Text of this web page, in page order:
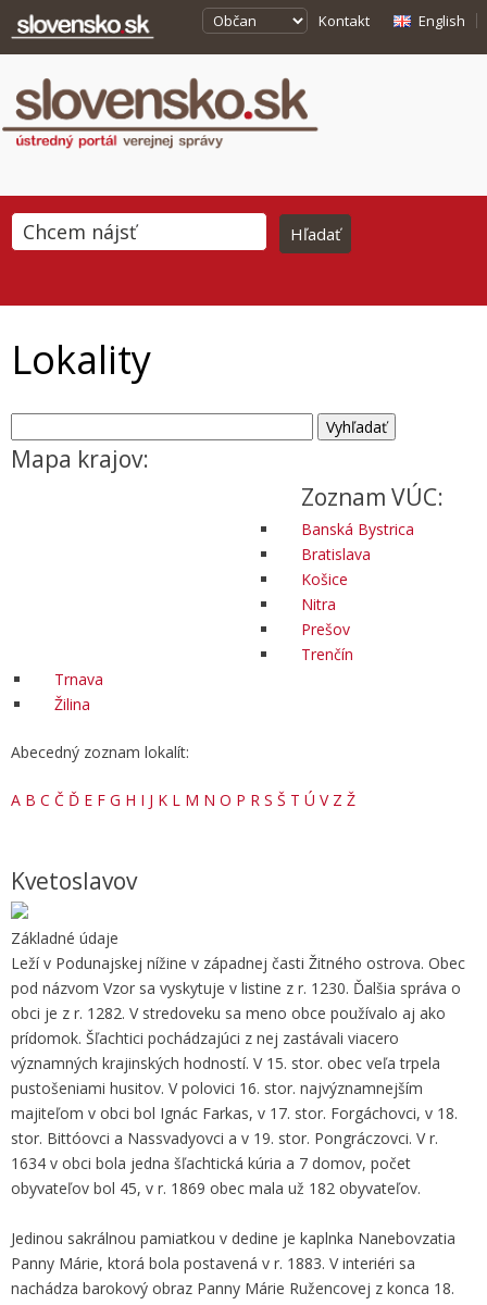
Kontakt English
Lokality
Mapa krajov:
Zoznam VÚC:
Banská Bystrica
Bratislava
Košice
Nitra
Prešov
Trenčín
Trnava
Žilina
Abecedný zoznam lokalít:
A B C Č Ď E F G H I J K L M N O P R S Š T Ú V Z Ž
Kvetoslavov
Základné údaje
Leží v Podunajskej nížine v západnej časti Žitného ostrova. Obec
pod názvom Vzor sa vyskytuje v listine z r. 1230. Ďalšia správa o
obci je z r. 1282. V stredoveku sa meno obce používalo aj ako
prídomok. Šľachtici pochádzajúci z nej zastávali viacero
významných krajinských hodností. V 15. stor. obec veľa trpela
pustošeniami husitov. V polovici 16. stor. najvýznamnejším
majiteľom v obci bol Ignác Farkas, v 17. stor. Forgáchovci, v 18.
stor. Bittóovci a Nassvadyovci a v 19. stor. Pongráczovci. V r.
1634 v obci bola jedna šľachtická kúria a 7 domov, počet
obyvateľov bol 45, v r. 1869 obec mala už 182 obyvateľov.
Jedinou sakrálnou pamiatkou v dedine je kaplnka Nanebovzatia
Panny Márie, ktorá bola postavená v r. 1883. V interiéri sa
nachádza barokový obraz Panny Márie Ružencovej z konca 18.